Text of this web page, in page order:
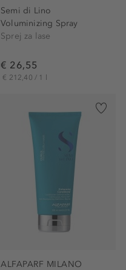
Semi di Lino
Voluminizing Spray
Sprej za lase
€ 26,55
€ 212,40 / 1 l
ALFAPARF MILANO